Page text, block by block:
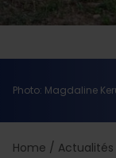
Photo: Magdaline
Home / Actualités